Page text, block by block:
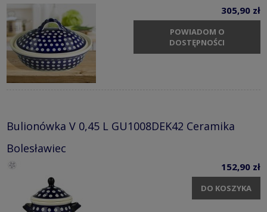
305,90 zł
POWIADOM O
DOSTĘPNOŚCI
Bulionówka V 0,45 L GU1008DEK42 Ceramika
Bolesławiec
152,90 zł
DO KOSZYKA